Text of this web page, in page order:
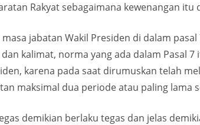
Rakyat sebagaimana kewenangan itu
jabatan Wakil Presiden di dalam pasal
kalimat, norma yang ada dalam Pasal
karena pada saat dirumuskan telah
maksimal dua periode atau paling lama
demikian berlaku tegas dan jelas